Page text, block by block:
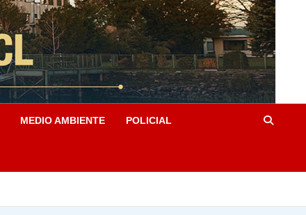
MEDIO AMBIENTE POLICIAL